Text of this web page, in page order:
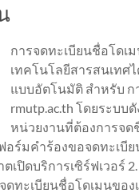
การจดทะเบียนชื่อโดเ
เทคโนโลยีสารสนเทศ
แบบอัตโนมัติ สำหรับ ก
rmutp.ac.th โดยระบ
หน่วยงานที่ต้องการจด
ร์มคำร้องขอจดทะเบีย
เปิดบริการเซิร์ฟเวอร์
ทะเบียนชื่อโดเมนของ